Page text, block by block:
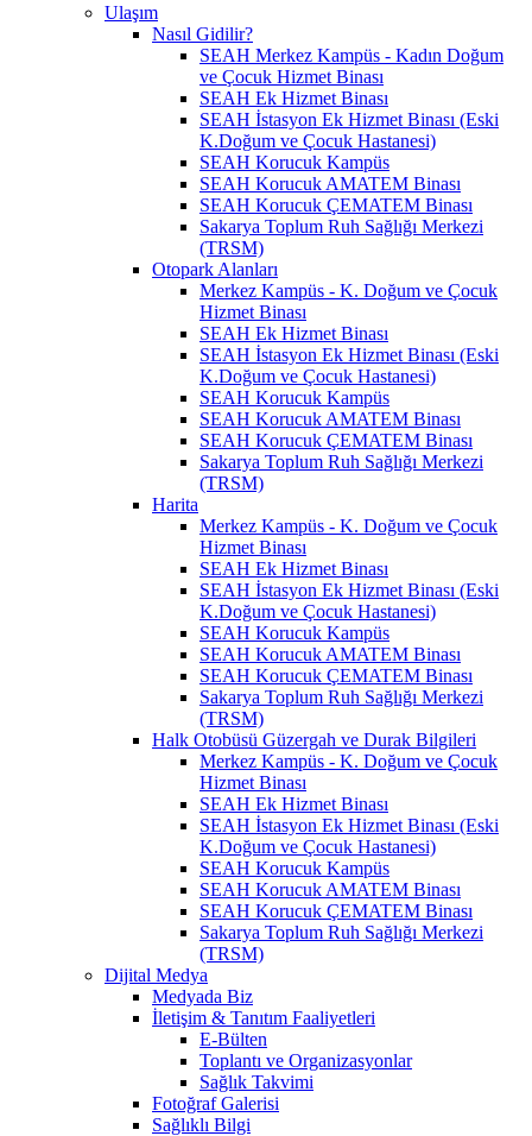
Ulaşım
Nasıl Gidilir?
SEAH Merkez Kampüs - Kadın Doğum
ve Çocuk Hizmet Binası
SEAH Ek Hizmet Binası
SEAH İstasyon Ek Hizmet Binası (Eski
K.Doğum ve Çocuk Hastanesi)
SEAH Korucuk Kampüs
SEAH Korucuk AMATEM Binası
SEAH Korucuk ÇEMATEM Binası
Sakarya Toplum Ruh Sağlığı Merkezi
(TRSM)
Otopark Alanları
Merkez Kampüs - K. Doğum ve Çocuk
Hizmet Binası
SEAH Ek Hizmet Binası
SEAH İstasyon Ek Hizmet Binası (Eski
K.Doğum ve Çocuk Hastanesi)
SEAH Korucuk Kampüs
SEAH Korucuk AMATEM Binası
SEAH Korucuk ÇEMATEM Binası
Sakarya Toplum Ruh Sağlığı Merkezi
(TRSM)
Harita
Merkez Kampüs - K. Doğum ve Çocuk
Hizmet Binası
SEAH Ek Hizmet Binası
SEAH İstasyon Ek Hizmet Binası (Eski
K.Doğum ve Çocuk Hastanesi)
SEAH Korucuk Kampüs
SEAH Korucuk AMATEM Binası
SEAH Korucuk ÇEMATEM Binası
Sakarya Toplum Ruh Sağlığı Merkezi
(TRSM)
Halk Otobüsü Güzergah ve Durak Bilgileri
Merkez Kampüs - K. Doğum ve Çocuk
Hizmet Binası
SEAH Ek Hizmet Binası
SEAH İstasyon Ek Hizmet Binası (Eski
K.Doğum ve Çocuk Hastanesi)
SEAH Korucuk Kampüs
SEAH Korucuk AMATEM Binası
SEAH Korucuk ÇEMATEM Binası
Sakarya Toplum Ruh Sağlığı Merkezi
(TRSM)
Dijital Medya
Medyada Biz
İletişim & Tanıtım Faaliyetleri
E-Bülten
Toplantı ve Organizasyonlar
Sağlık Takvimi
Fotoğraf Galerisi
Sağlıklı Bilgi